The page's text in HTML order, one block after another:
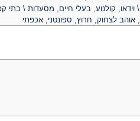
\ וידאו, קולנוע, בעלי חיים, מסעדות \
לצחוק, חרוץ, ספונטני, אכפתי